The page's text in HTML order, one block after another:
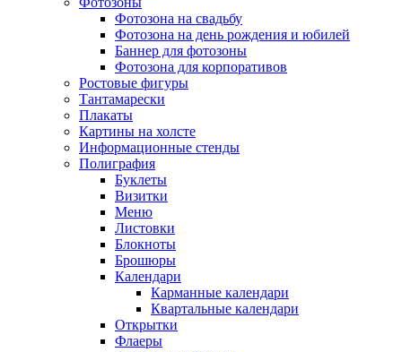
Фотозона на свадьбу
Фотозона на день рождения и юбилей
Баннер для фотозоны
Фотозона для корпоративов
Ростовые фигуры
Тантамарески
Плакаты
Картины на холсте
Информационные стенды
Полиграфия
Буклеты
Визитки
Меню
Листовки
Блокноты
Брошюры
Календари
Карманные календари
Квартальные календари
Открытки
Флаеры